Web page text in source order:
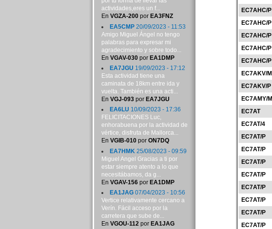
EC7AHC/P
EC7AHC/P
EC7AHC/P
EC7AHC/P
EC7AHC/P
EC7AKV/M
EC7AKV/P
EC7AMY/M
EC7AT
EC7AT/4
EC7AT/P
EC7AT/P
EC7AT/P
EC7AT/P
EC7AT/P
EC7AT/P
EC7AT/P
EC7AT/P
actividades,eres un f...
En VGZA-200por EA3FNZ
EA5CMP20/09/2023 - 11:53
Amigo Miguel Ángel no tengo
palabras para expresar mi
agradecimiento y sobre todo...
En VGAV-030por EA1DMP
EA7JGU 19/09/2023 - 17:12
Esta actividad tiene una
caminata de 18km entre ida y
vuelta. También es una acti...
En VGJ-093por EA7JGU
EA6LU 10/09/2023 - 17:36
FELICITACIONES Luc,
enhorabuena por la actividad de
vértice, disfruta de Mallorca...
En VGIB-010por ON7DQ
EA7HMK 25/08/2023 - 09:59
Miguel Angel Gracias a ti por
estar siempre atento a lo que
necesitábamos, da g...
En VGAV-156por EA1DMP
EA1JAG07/04/2023 - 10:56
Vertice relativamente cercano a
Verín. Fácil acceso por la
carretera que sube de...
En VGOU-112por EA1JAG